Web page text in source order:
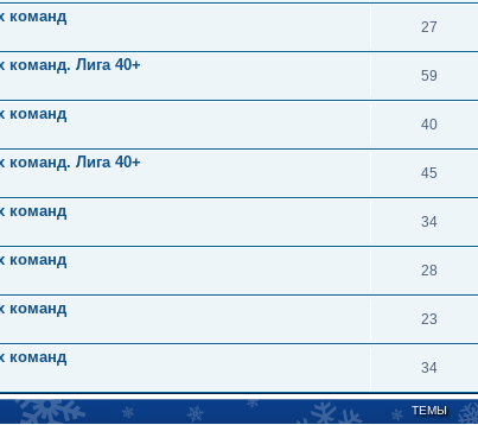
команд
27
команд. Лига 40+
59
команд
40
команд. Лига 40+
45
команд
34
команд
28
команд
23
команд
34
ТЕМЫ